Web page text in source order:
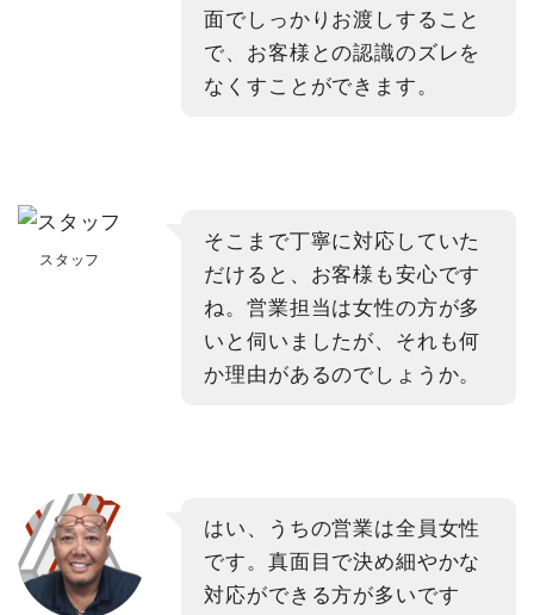
面でしっかりお渡しすること
で、お客様との認識のズレを
なくすことができます。
スタッフ
そこまで丁寧に対応していた
だけると、お客様も安心です
ね。営業担当は女性の方が多
いと伺いましたが、それも何
か理由があるのでしょうか。
はい、うちの営業は全員女性
です。真面目で決め細やかな
対応ができる方が多いです